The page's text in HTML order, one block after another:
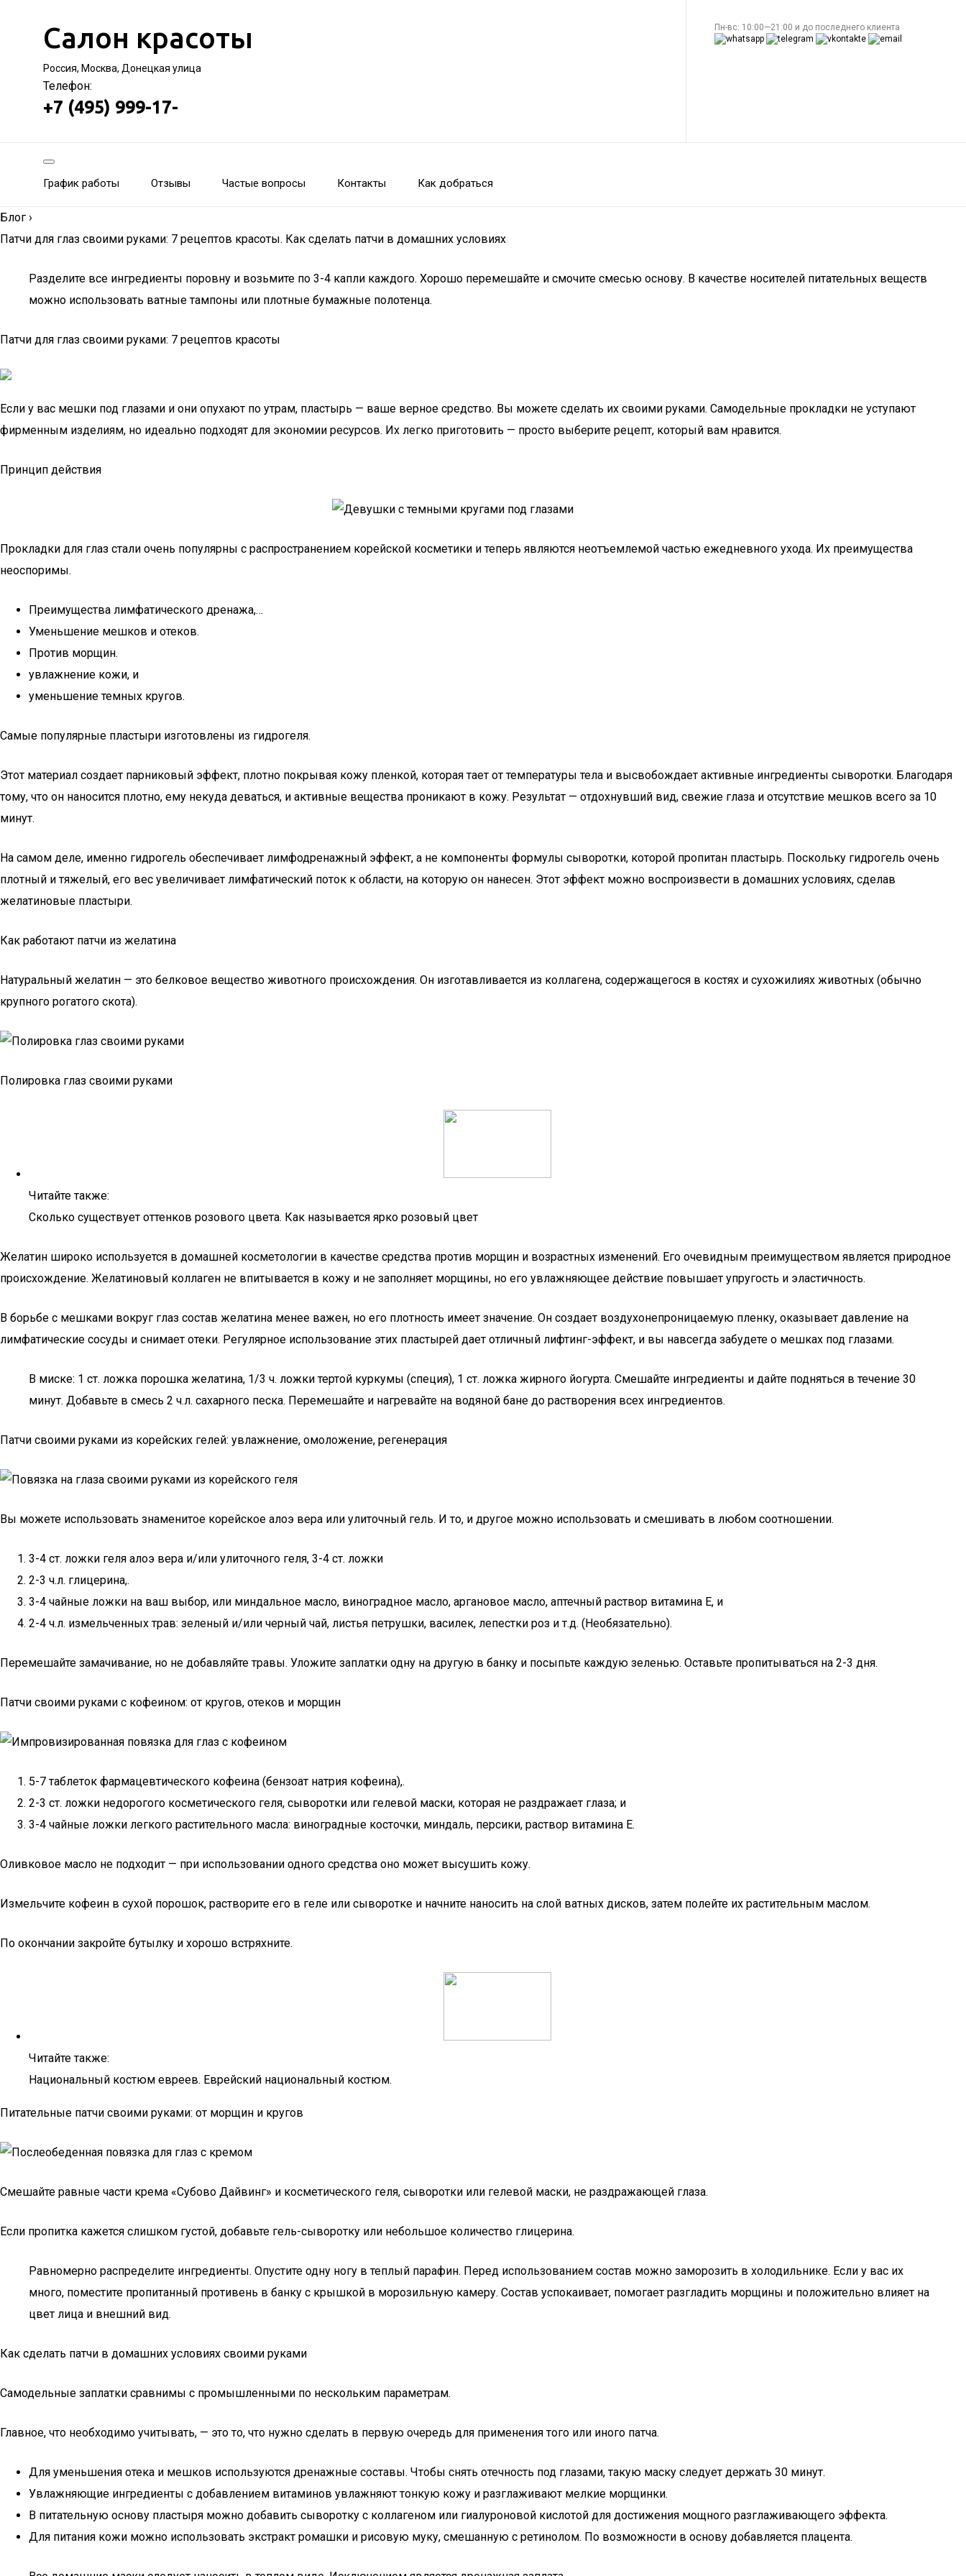
Салон красоты
Россия, Москва, Донецкая улица
Телефон:
+7 (495) 999-17-
Пн-вс: 10:00—21:00 и до последнего клиента
График работы Отзывы Частые вопросы Контакты Как добраться
Блог ›
Патчи для глаз своими руками: 7 рецептов красоты. Как сделать патчи в домашних условиях
Разделите все ингредиенты поровну и возьмите по 3-4 капли каждого. Хорошо перемешайте и смочите смесью основу. В качестве носителей питательных веществ
можно использовать ватные тампоны или плотные бумажные полотенца.
Патчи для глаз своими руками: 7 рецептов красоты
Если у вас мешки под глазами и они опухают по утрам, пластырь — ваше верное средство. Вы можете сделать их своими руками. Самодельные прокладки не уступают
фирменным изделиям, но идеально подходят для экономии ресурсов. Их легко приготовить — просто выберите рецепт, который вам нравится.
Принцип действия
Прокладки для глаз стали очень популярны с распространением корейской косметики и теперь являются неотъемлемой частью ежедневного ухода. Их преимущества
неоспоримы.
Преимущества лимфатического дренажа,…
Уменьшение мешков и отеков.
Против морщин.
увлажнение кожи, и
уменьшение темных кругов.
Самые популярные пластыри изготовлены из гидрогеля.
Этот материал создает парниковый эффект, плотно покрывая кожу пленкой, которая тает от температуры тела и высвобождает активные ингредиенты сыворотки. Благодаря
тому, что он наносится плотно, ему некуда деваться, и активные вещества проникают в кожу. Результат — отдохнувший вид, свежие глаза и отсутствие мешков всего за 10
минут.
На самом деле, именно гидрогель обеспечивает лимфодренажный эффект, а не компоненты формулы сыворотки, которой пропитан пластырь. Поскольку гидрогель очень
плотный и тяжелый, его вес увеличивает лимфатический поток к области, на которую он нанесен. Этот эффект можно воспроизвести в домашних условиях, сделав
желатиновые пластыри.
Как работают патчи из желатина
Натуральный желатин — это белковое вещество животного происхождения. Он изготавливается из коллагена, содержащегося в костях и сухожилиях животных (обычно
крупного рогатого скота).
Полировка глаз своими руками
Читайте также:
Сколько существует оттенков розового цвета. Как называется ярко розовый цвет
Желатин широко используется в домашней косметологии в качестве средства против морщин и возрастных изменений. Его очевидным преимуществом является природное
происхождение. Желатиновый коллаген не впитывается в кожу и не заполняет морщины, но его увлажняющее действие повышает упругость и эластичность.
В борьбе с мешками вокруг глаз состав желатина менее важен, но его плотность имеет значение. Он создает воздухонепроницаемую пленку, оказывает давление на
лимфатические сосуды и снимает отеки. Регулярное использование этих пластырей дает отличный лифтинг-эффект, и вы навсегда забудете о мешках под глазами.
В миске: 1 ст. ложка порошка желатина, 1/3 ч. ложки тертой куркумы (специя), 1 ст. ложка жирного йогурта. Смешайте ингредиенты и дайте подняться в течение 30
минут. Добавьте в смесь 2 ч.л. сахарного песка. Перемешайте и нагревайте на водяной бане до растворения всех ингредиентов.
Патчи своими руками из корейских гелей: увлажнение, омоложение, регенерация
Вы можете использовать знаменитое корейское алоэ вера или улиточный гель. И то, и другое можно использовать и смешивать в любом соотношении.
3-4 ст. ложки геля алоэ вера и/или улиточного геля, 3-4 ст. ложки
2-3 ч.л. глицерина,.
3-4 чайные ложки на ваш выбор, или миндальное масло, виноградное масло, аргановое масло, аптечный раствор витамина Е, и
2-4 ч.л. измельченных трав: зеленый и/или черный чай, листья петрушки, василек, лепестки роз и т.д. (Необязательно).
Перемешайте замачивание, но не добавляйте травы. Уложите заплатки одну на другую в банку и посыпьте каждую зеленью. Оставьте пропитываться на 2-3 дня.
Патчи своими руками с кофеином: от кругов, отеков и морщин
5-7 таблеток фармацевтического кофеина (бензоат натрия кофеина),.
2-3 ст. ложки недорогого косметического геля, сыворотки или гелевой маски, которая не раздражает глаза; и
3-4 чайные ложки легкого растительного масла: виноградные косточки, миндаль, персики, раствор витамина Е.
Оливковое масло не подходит — при использовании одного средства оно может высушить кожу.
Измельчите кофеин в сухой порошок, растворите его в геле или сыворотке и начните наносить на слой ватных дисков, затем полейте их растительным маслом.
По окончании закройте бутылку и хорошо встряхните.
Читайте также:
Национальный костюм евреев. Еврейский национальный костюм.
Питательные патчи своими руками: от морщин и кругов
Смешайте равные части крема «Субово Дайвинг» и косметического геля, сыворотки или гелевой маски, не раздражающей глаза.
Если пропитка кажется слишком густой, добавьте гель-сыворотку или небольшое количество глицерина.
Равномерно распределите ингредиенты. Опустите одну ногу в теплый парафин. Перед использованием состав можно заморозить в холодильнике. Если у вас их
много, поместите пропитанный противень в банку с крышкой в морозильную камеру. Состав успокаивает, помогает разгладить морщины и положительно влияет на
цвет лица и внешний вид.
Как сделать патчи в домашних условиях своими руками
Самодельные заплатки сравнимы с промышленными по нескольким параметрам.
Главное, что необходимо учитывать, — это то, что нужно сделать в первую очередь для применения того или иного патча.
Для уменьшения отека и мешков используются дренажные составы. Чтобы снять отечность под глазами, такую маску следует держать 30 минут.
Увлажняющие ингредиенты с добавлением витаминов увлажняют тонкую кожу и разглаживают мелкие морщинки.
В питательную основу пластыря можно добавить сыворотку с коллагеном или гиалуроновой кислотой для достижения мощного разглаживающего эффекта.
Для питания кожи можно использовать экстракт ромашки и рисовую муку, смешанную с ретинолом. По возможности в основу добавляется плацента.